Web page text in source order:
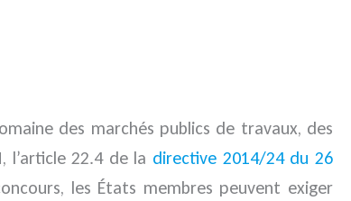
des marchés publics de travaux, des
l’article 22.4 de la directive 2014/24 du 26
les États membres peuvent exiger